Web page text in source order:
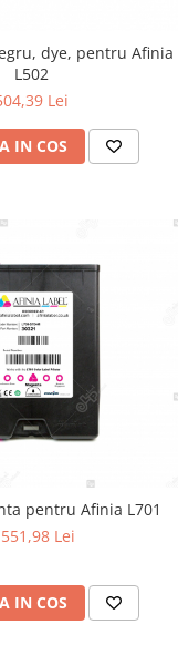
dye, pentru Afinia
L502
Lei
IN COS
pentru Afinia L701
Lei
IN COS